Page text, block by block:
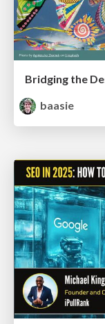
baasie